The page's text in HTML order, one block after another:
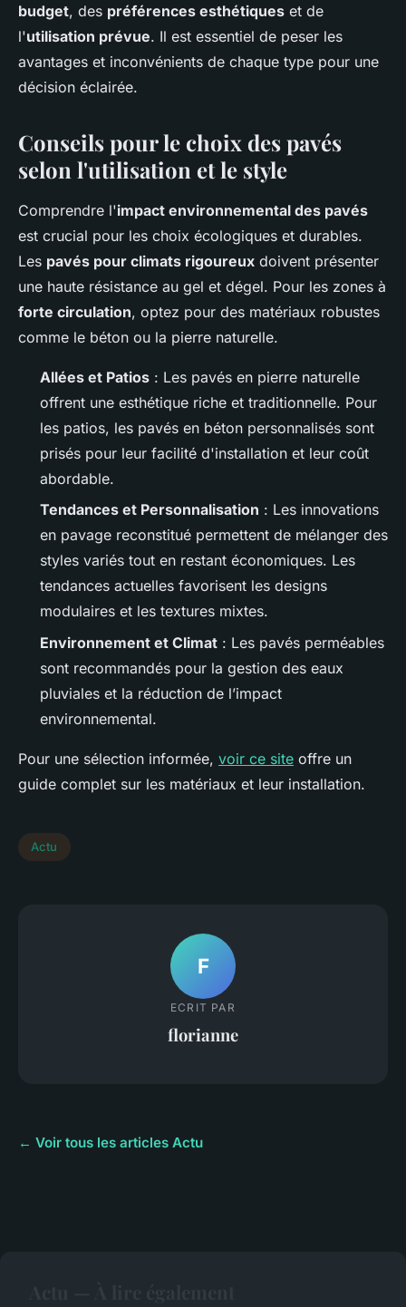
budget, des préférences esthétiques et de
l'utilisation prévue. Il est essentiel de peser les
avantages et inconvénients de chaque type pour une
décision éclairée.
Conseils pour le choix des pavés
selon l'utilisation et le style
Comprendre l'impact environnemental des pavés
est crucial pour les choix écologiques et durables.
Les pavés pour climats rigoureux doivent présenter
une haute résistance au gel et dégel. Pour les zones à
forte circulation, optez pour des matériaux robustes
comme le béton ou la pierre naturelle.
Allées et Patios : Les pavés en pierre naturelle
offrent une esthétique riche et traditionnelle. Pour
les patios, les pavés en béton personnalisés sont
prisés pour leur facilité d'installation et leur coût
abordable.
Tendances et Personnalisation : Les innovations
en pavage reconstitué permettent de mélanger des
styles variés tout en restant économiques. Les
tendances actuelles favorisent les designs
modulaires et les textures mixtes.
Environnement et Climat : Les pavés perméables
sont recommandés pour la gestion des eaux
pluviales et la réduction de l’impact
environnemental.
Pour une sélection informée, voir ce site offre un
guide complet sur les matériaux et leur installation.
Actu
F
ECRIT PAR
florianne
← Voir tous les articles Actu